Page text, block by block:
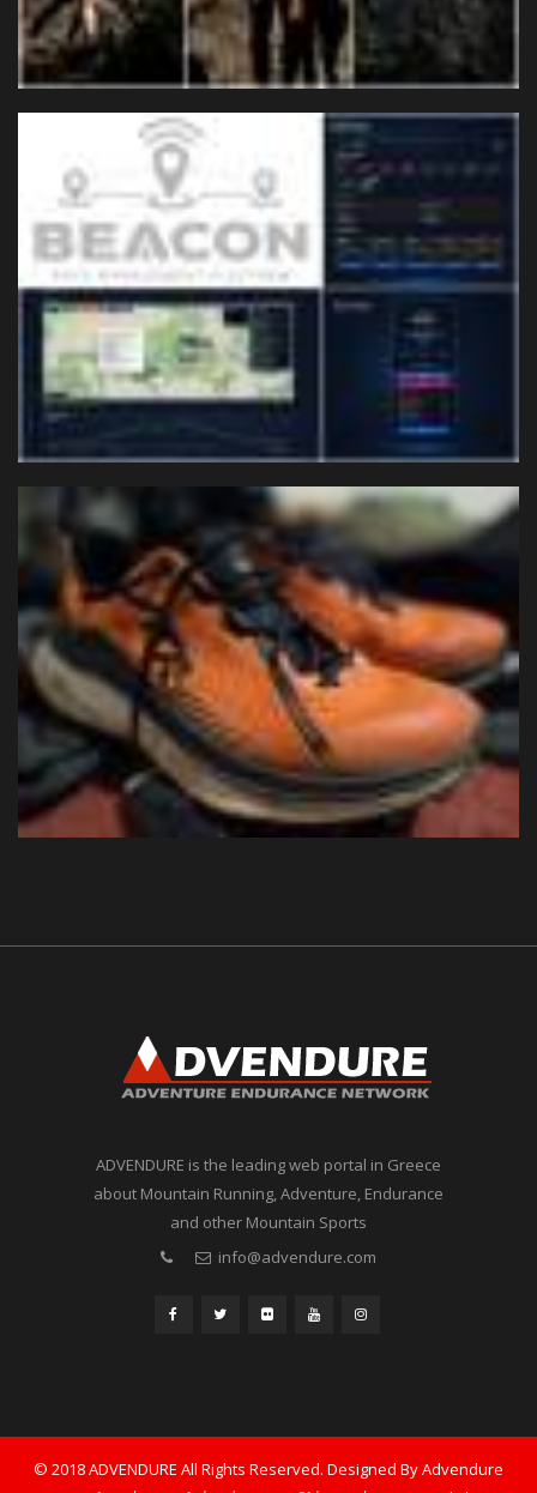
ADVENDURE is the leading web portal in Greece
about Mountain Running, Adventure, Endurance
and other Mountain Sports
info@advendure.com
© 2018 ADVENDURE All Rights Reserved. Designed By Advendure